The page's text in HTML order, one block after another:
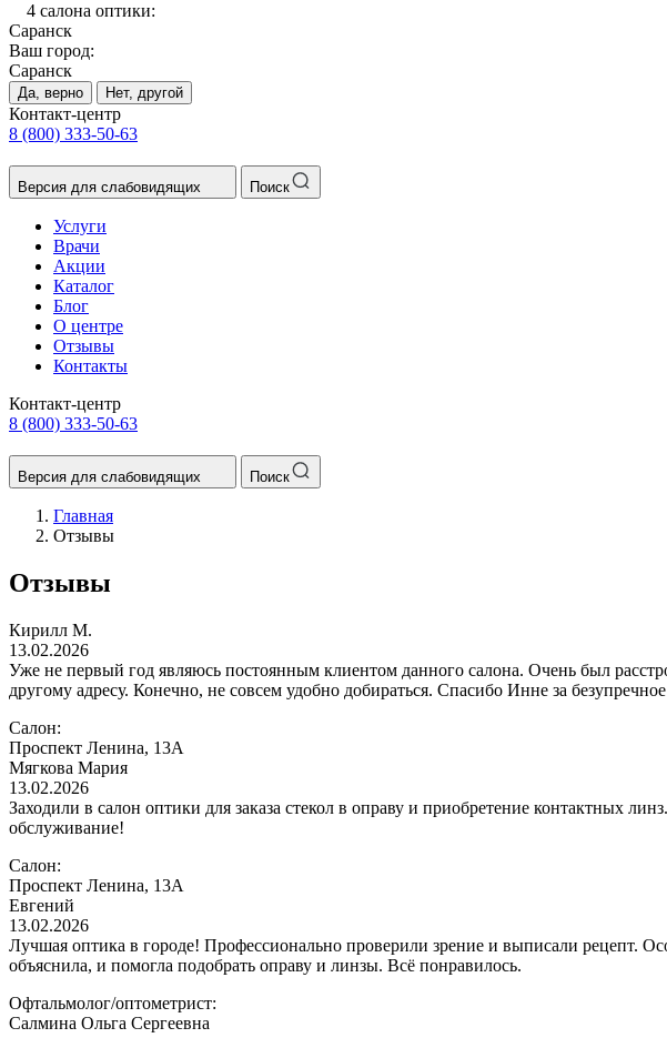
4 салона оптики:
Саранск
Ваш город:
Саранск
Да, верно Нет, другой
Контакт-центр
8 (800) 333-50-63
Версия для слабовидящих Поиск
Услуги
Врачи
Акции
Каталог
Блог
О центре
Отзывы
Контакты
Контакт-центр
8 (800) 333-50-63
Версия для слабовидящих Поиск
Главная
Отзывы
Отзывы
Кирилл М.
13.02.2026
Уже не первый год являюсь постоянным клиентом данного салона. Очень был
другому адресу. Конечно, не совсем удобно добираться. Спасибо Инне за
Салон:
Проспект Ленина, 13А
Мягкова Мария
13.02.2026
Заходили в салон оптики для заказа стекол в оправу и приобретение контактных
обслуживание!
Салон:
Проспект Ленина, 13А
Евгений
13.02.2026
Лучшая оптика в городе! Профессионально проверили зрение и выписали рецепт.
объяснила, и помогла подобрать оправу и линзы. Всё понравилось.
Офтальмолог/оптометрист:
Салмина Ольга Сергеевна